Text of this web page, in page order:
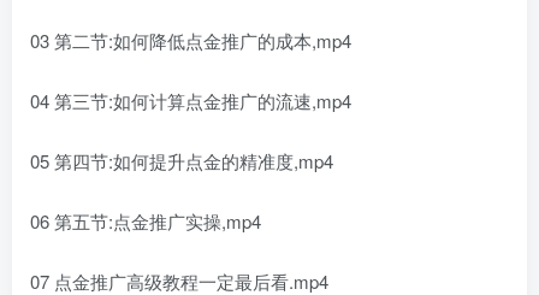
03 第二节:如何降低点金推广的成本,mp4
04 第三节:如何计算点金推广的流速,mp4
05 第四节:如何提升点金的精准度,mp4
06 第五节:点金推广实操,mp4
07 点金推广高级教程一定最后看.mp4